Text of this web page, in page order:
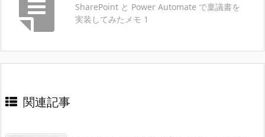
SharePoint と Power Automate で稟議書を
実装してみたメモ 1
関連記事